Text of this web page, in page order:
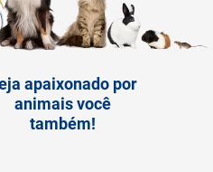
apaixonado por
animais você
também!